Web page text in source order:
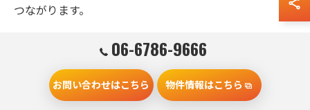
つながります。
高く売るために必要な任意売却の工夫
と計画
06-6786-9666
お問い合わせはこちら 物件情報はこちら